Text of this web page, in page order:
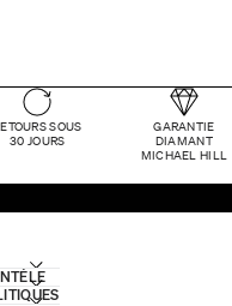
SOUS
30 JOURS
GARANTIE
DIAMANT
MICHAEL HILL